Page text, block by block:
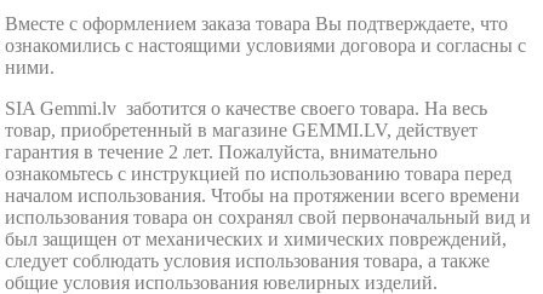
Вместе с оформлением заказа товара Вы подтверждаете, что
ознакомились с настоящими условиями договора и согласны с
ними.
SIA Gemmi.lv заботится о качестве своего товара. На весь
товар, приобретенный в магазине GEMMI.LV, действует
гарантия в течение 2 лет. Пожалуйста, внимательно
ознакомьтесь с инструкцией по использованию товара перед
началом использования. Чтобы на протяжении всего времени
использования товара он сохранял свой первоначальный вид и
был защищен от механических и химических повреждений,
следует соблюдать условия использования товара, а также
общие условия использования ювелирных изделий.